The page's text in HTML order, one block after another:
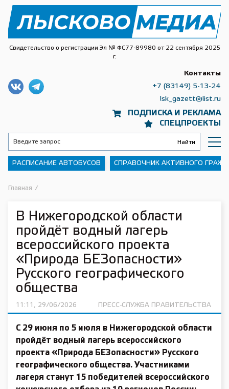
Свидетельство о регистрации Эл № ФС77-89980 от 22 сентября 2025
г.
ПОДПИСКА И РЕКЛАМА
СПЕЦПРОЕКТЫ
Контакты
+7 (83149) 5-13-24
lsk_gazett@list.ru
РАСПИСАНИЕ АВТОБУСОВ СПРАВОЧНИК АКТИВНОГО
Главная /
В Нижегородской области
пройдёт водный лагерь
всероссийского проекта
«Природа БЕЗопасности»
Русского географического
общества
11:11, 29/06/2026 ПРЕСС-СЛУЖБА ПРАВИТЕЛЬСТВА
С 29 июня по 5 июля в Нижегородской области
пройдёт водный лагерь всероссийского
проекта «Природа БЕЗопасности» Русского
географического общества. Участниками
лагеря станут 15 победителей всероссийского